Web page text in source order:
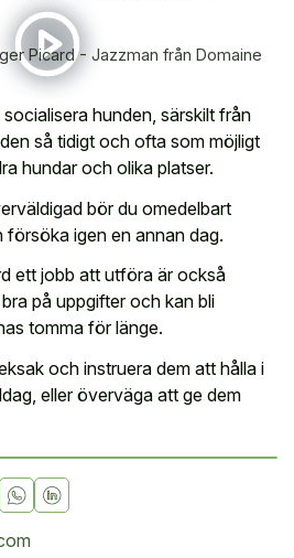
Picard - Jazzman från Domaine
hunden, särskilt från
så tidigt och ofta som möjligt
hundar och olika platser.
bör du omedelbart
igen en annan dag.
ett jobb att utföra är också
på uppgifter och kan bli
tomma för länge.
och instruera dem att hålla i
eller överväga att ge dem